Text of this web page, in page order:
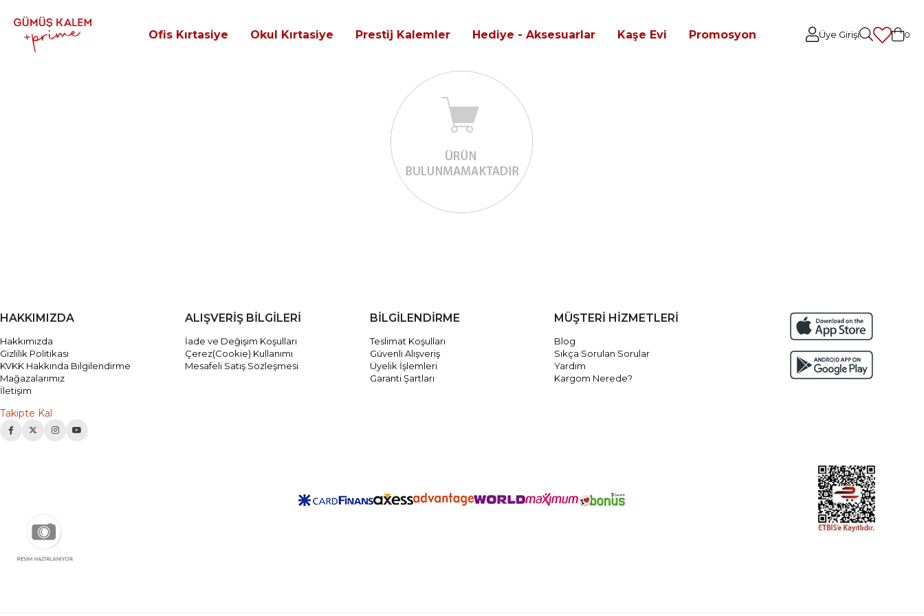
Ofis Kırtasiye Okul Kırtasiye Prestij Kalemler Hediye - Aksesuarlar Kaşe Evi Promosyon Üye Girişi 0
HAKKIMIZDA
Hakkımızda
Gizlilik Politikası
KVKK Hakkında Bilgilendirme
Mağazalarımız
İletişim
Takipte Kal
ALIŞVERİŞ BİLGİLERİ
İade ve Değişim Koşulları
Çerez(Cookie) Kullanımı
Mesafeli Satış Sözleşmesi
BİLGİLENDİRME
Teslimat Koşulları
Güvenli Alışveriş
Üyelik İşlemleri
Garanti Şartları
MÜŞTERİ HİZMETLERİ
Blog
Sıkça Sorulan Sorular
Yardım
Kargom Nerede?